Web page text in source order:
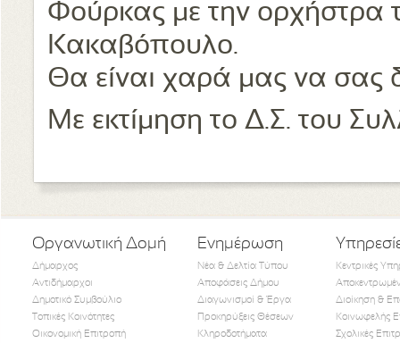
Φούρκας με την ορχήστρα
Κακαβόπουλο.
Θα είναι χαρά μας να σας
Με εκτίμηση το Δ.Σ. του
Οργανωτική Δομή
Δήμαρχος
Αντιδήμαρχοι
Δημοτικό Συμβούλιο
Τοπικές Κοινότητες
Οικονομική Επιτροπή
Ενημέρωση
Νέα & Δελτία Τύπου
Αποφάσεις Δήμου
Διαγωνισμοί & Έργα
Προκηρύξεις Θέσεων
Κληροδοτήματα
Κεντρικές
Διοίκηση &
Κοινωφελής
Σχολικές
Follow Us